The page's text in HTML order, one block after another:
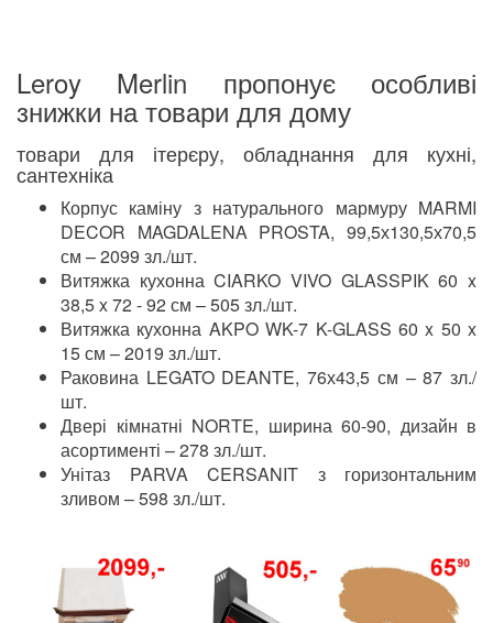
Leroy Merlin пропонує особливі
знижки на товари для дому
товари для ітерєру, обладнання для кухні,
сантехніка
Корпус каміну з натурального мармуру MARMI
DECOR MAGDALENA PROSTA, 99,5х130,5х70,5
см – 2099 зл./шт.
Витяжка кухонна CIARKO VIVO GLASSPIK 60 x
38,5 x 72 - 92 см – 505 зл./шт.
Витяжка кухонна AKPO WK-7 K-GLASS 60 x 50 x
15 см – 2019 зл./шт.
Раковина LEGATO DEANTE, 76х43,5 см – 87 зл./
шт.
Двері кімнатні NORTE, ширина 60-90, дизайн в
асортименті – 278 зл./шт.
Унітаз PARVA CERSANIT з горизонтальним
зливом – 598 зл./шт.